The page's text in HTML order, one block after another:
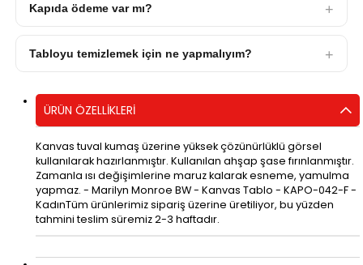
Kapıda ödeme var mı?
Tabloyu temizlemek için ne yapmalıyım?
ÜRÜN ÖZELLIKLERI
Kanvas tuval kumaş üzerine yüksek çözünürlüklü görsel
kullanılarak hazırlanmıştır. Kullanılan ahşap şase fırınlanmıştır.
Zamanla ısı değişimlerine maruz kalarak esneme, yamulma
yapmaz. - Marilyn Monroe BW - Kanvas Tablo - KAPO-042-F -
KadınTüm ürünlerimiz sipariş üzerine üretiliyor, bu yüzden
tahmini teslim süremiz 2-3 haftadır.